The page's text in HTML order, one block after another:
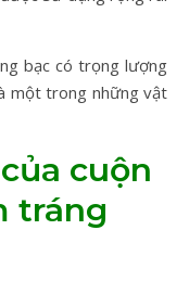
bạc có trọng lượng
một trong những vật
cuộn
tráng